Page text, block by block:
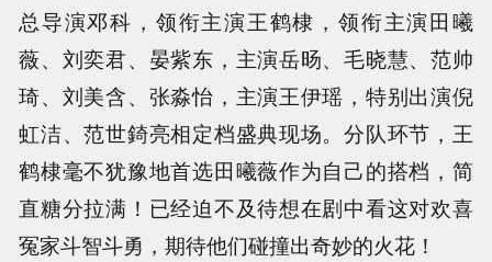
总导演邓科，领衔主演王鹤棣，领衔主演田曦
薇、刘奕君、晏紫东，主演岳旸、毛晓慧、范帅
琦、刘美含、张淼怡，主演王伊瑶，特别出演倪
虹洁、范世錡亮相定档盛典现场。分队环节，王
鹤棣毫不犹豫地首选田曦薇作为自己的搭档，简
直糖分拉满！已经迫不及待想在剧中看这对欢喜
冤家斗智斗勇，期待他们碰撞出奇妙的火花！